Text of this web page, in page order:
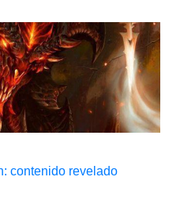
contenido revelado